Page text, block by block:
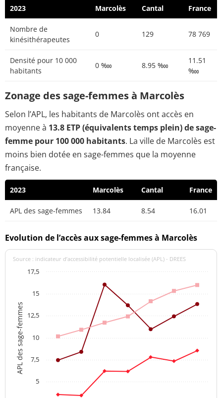
2023 Marcolès Cantal France
Nombre de
kinésithérapeutes
0 129 78 769
Densité pour 10 000
habitants
0 ‱ 8.95 ‱
11.51
‱
Zonage des sage-femmes à Marcolès
Selon l’APL, les habitants de Marcolès ont accès en
moyenne à 13.8 ETP (équivalents temps plein) de sage-
femme pour 100 000 habitants. La ville de Marcolès est
moins bien dotée en sage-femmes que la moyenne
française.
2023 Marcolès Cantal France
APL des sage-femmes 13.84 8.54 16.01
Evolution de l’accès aux sage-femmes à Marcolès
APL des sage-femmes
Source : indicateur d’accessibilité potentielle localisée (APL) - DREES
5
7,5
10
12,5
15
17,5